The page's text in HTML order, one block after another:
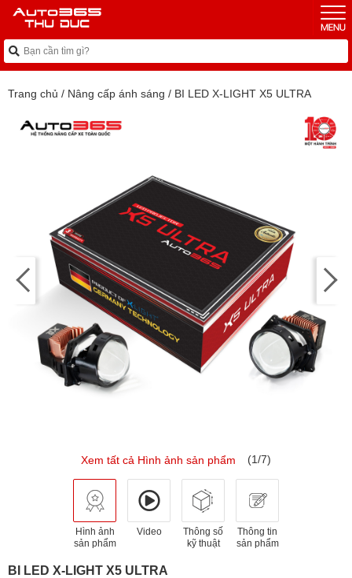
Trang chủ / Nâng cấp ánh sáng / BI LED X-LIGHT X5 ULTRA
Xem tất cả Hình ảnh sản phẩm (1/7)
Hình ảnh
sản phẩm
Video
Thông số
kỹ thuật
Thông tin
sản phẩm
BI LED X-LIGHT X5 ULTRA